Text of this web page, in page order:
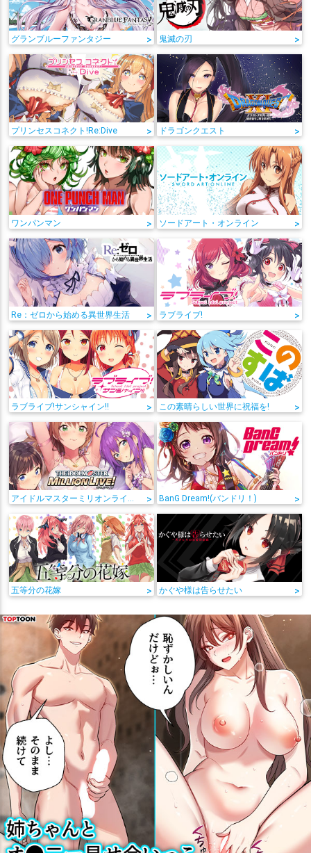
グランブルーファンタジー > 鬼滅の刃 >
プリンセスコネクト!Re:Dive > ドラゴンクエスト >
ワンパンマン > ソードアート・オンライン >
Re：ゼロから始める異世界生活 > ラブライブ! >
ラブライブ!サンシャイン!! > この素晴らしい世界に祝福を! >
> BanG Dream!(バンドリ！) >
五等分の花嫁 > かぐや様は告らせたい >